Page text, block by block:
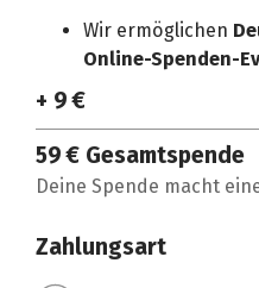
Wir ermöglichen
Online-Spenden-
+ 9 €
59 € Gesamtspende
Deine Spende macht
Zahlungsart